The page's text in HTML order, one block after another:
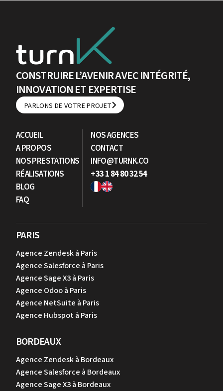
CONSTRUIRE L’AVENIR AVEC INTÉGRITÉ,
INNOVATION ET EXPERTISE
PARLONS DE VOTRE PROJET
PARLONS DE VOTRE PROJET
ACCUEIL
A PROPOS
NOS PRESTATIONS
RÉALISATIONS
BLOG
FAQ
NOS AGENCES
CONTACT
INFO@TURNK.CO
+33 1 84 80 32 54
PARIS
Agence Zendesk à Paris
Agence Salesforce à Paris
Agence Sage X3 à Paris
Agence Odoo à Paris
Agence NetSuite à Paris
Agence Hubspot à Paris
BORDEAUX
Agence Zendesk à Bordeaux
Agence Salesforce à Bordeaux
Agence Sage X3 à Bordeaux